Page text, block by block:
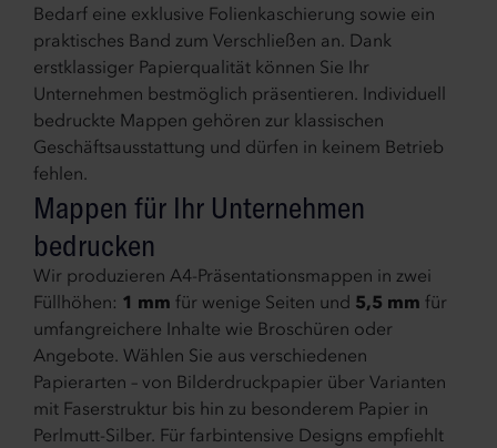
Bedarf eine exklusive Folienkaschierung sowie ein
praktisches Band zum Verschließen an. Dank
erstklassiger Papierqualität können Sie Ihr
Unternehmen bestmöglich präsentieren. Individuell
bedruckte Mappen gehören zur klassischen
Geschäftsausstattung und dürfen in keinem Betrieb
fehlen.
Mappen für Ihr Unternehmen
bedrucken
Wir produzieren A4-Präsentationsmappen in zwei
Füllhöhen: 1 mm für wenige Seiten und 5,5 mm für
umfangreichere Inhalte wie Broschüren oder
Angebote. Wählen Sie aus verschiedenen
Papierarten – von Bilderdruckpapier über Varianten
mit Faserstruktur bis hin zu besonderem Papier in
Perlmutt-Silber. Für farbintensive Designs empfiehlt